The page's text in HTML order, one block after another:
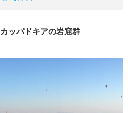
ッパドキアの岩窟群